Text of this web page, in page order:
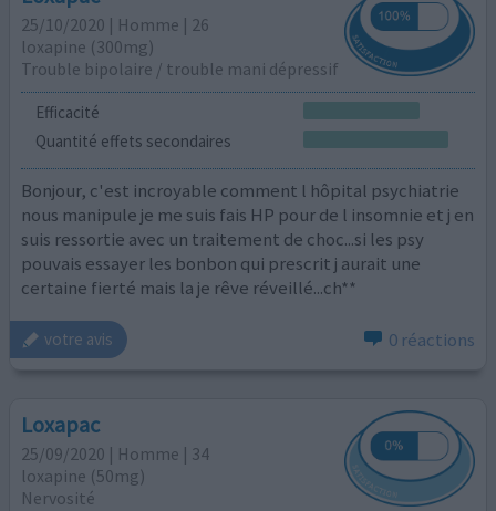
25/10/2020 | Homme | 26
loxapine (300mg)
Trouble bipolaire / trouble mani dépressif
Efficacité
Quantité effets secondaires
Bonjour, c'est incroyable comment l hôpital psychiatrie
nous manipule je me suis fais HP pour de l insomnie et j en
suis ressortie avec un traitement de choc...si les psy
pouvais essayer les bonbon qui prescrit j aurait une
certaine fierté mais la je rêve réveillé...ch**
votre avis 0 réactions
Loxapac
25/09/2020 | Homme | 34
loxapine (50mg)
Nervosité